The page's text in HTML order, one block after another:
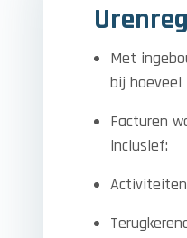
Met
bij
Facturen
inclusief: